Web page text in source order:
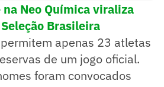
na Neo Química viraliza
Brasileira
apenas 23 atletas
de um jogo oficial.
foram convocados